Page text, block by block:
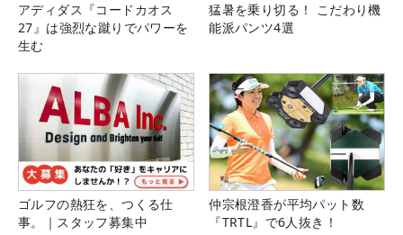
アディダス『コードカオス
27』は強烈な蹴りでパワーを
生む
猛暑を乗り切る！ こだわり機
能派パンツ4選
ゴルフの熱狂を、つくる仕
事。｜スタッフ募集中
仲宗根澄香が平均パット数
『TRTL』で6人抜き！